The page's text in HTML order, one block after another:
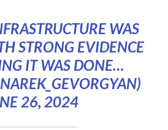
WAS
STRONG EVIDENCE
IT WAS DONE…
26, 2024